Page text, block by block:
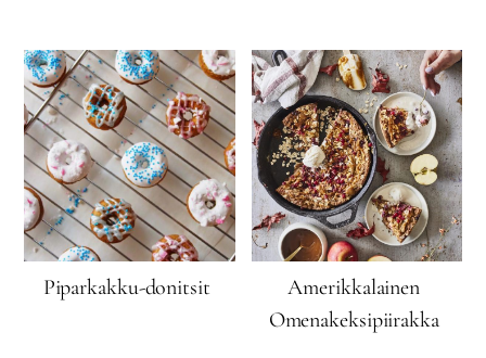
Piparkakku-donitsit
Amerikkalainen
Omenakeksipiirakka